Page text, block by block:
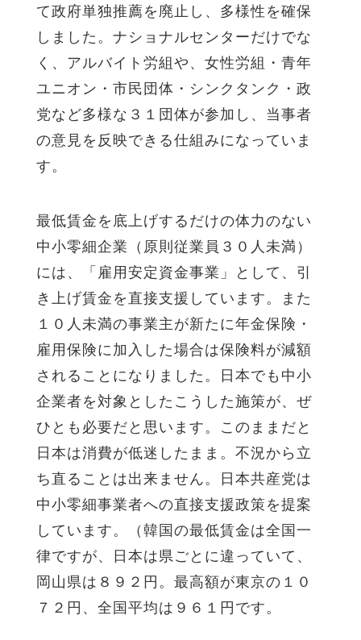
て政府単独推薦を廃止し、多様性を確保
しました。ナショナルセンターだけでな
く、アルバイト労組や、女性労組・青年
ユニオン・市民団体・シンクタンク・政
党など多様な３１団体が参加し、当事者
の意見を反映できる仕組みになっていま
す。
最低賃金を底上げするだけの体力のない
中小零細企業（原則従業員３０人未満）
には、「雇用安定資金事業」として、引
き上げ賃金を直接支援しています。また
１０人未満の事業主が新たに年金保険・
雇用保険に加入した場合は保険料が減額
されることになりました。日本でも中小
企業者を対象としたこうした施策が、ぜ
ひとも必要だと思います。このままだと
日本は消費が低迷したまま。不況から立
ち直ることは出来ません。日本共産党は
中小零細事業者への直接支援政策を提案
しています。（韓国の最低賃金は全国一
律ですが、日本は県ごとに違っていて、
岡山県は８９２円。最高額が東京の１０
７２円、全国平均は９６１円です。